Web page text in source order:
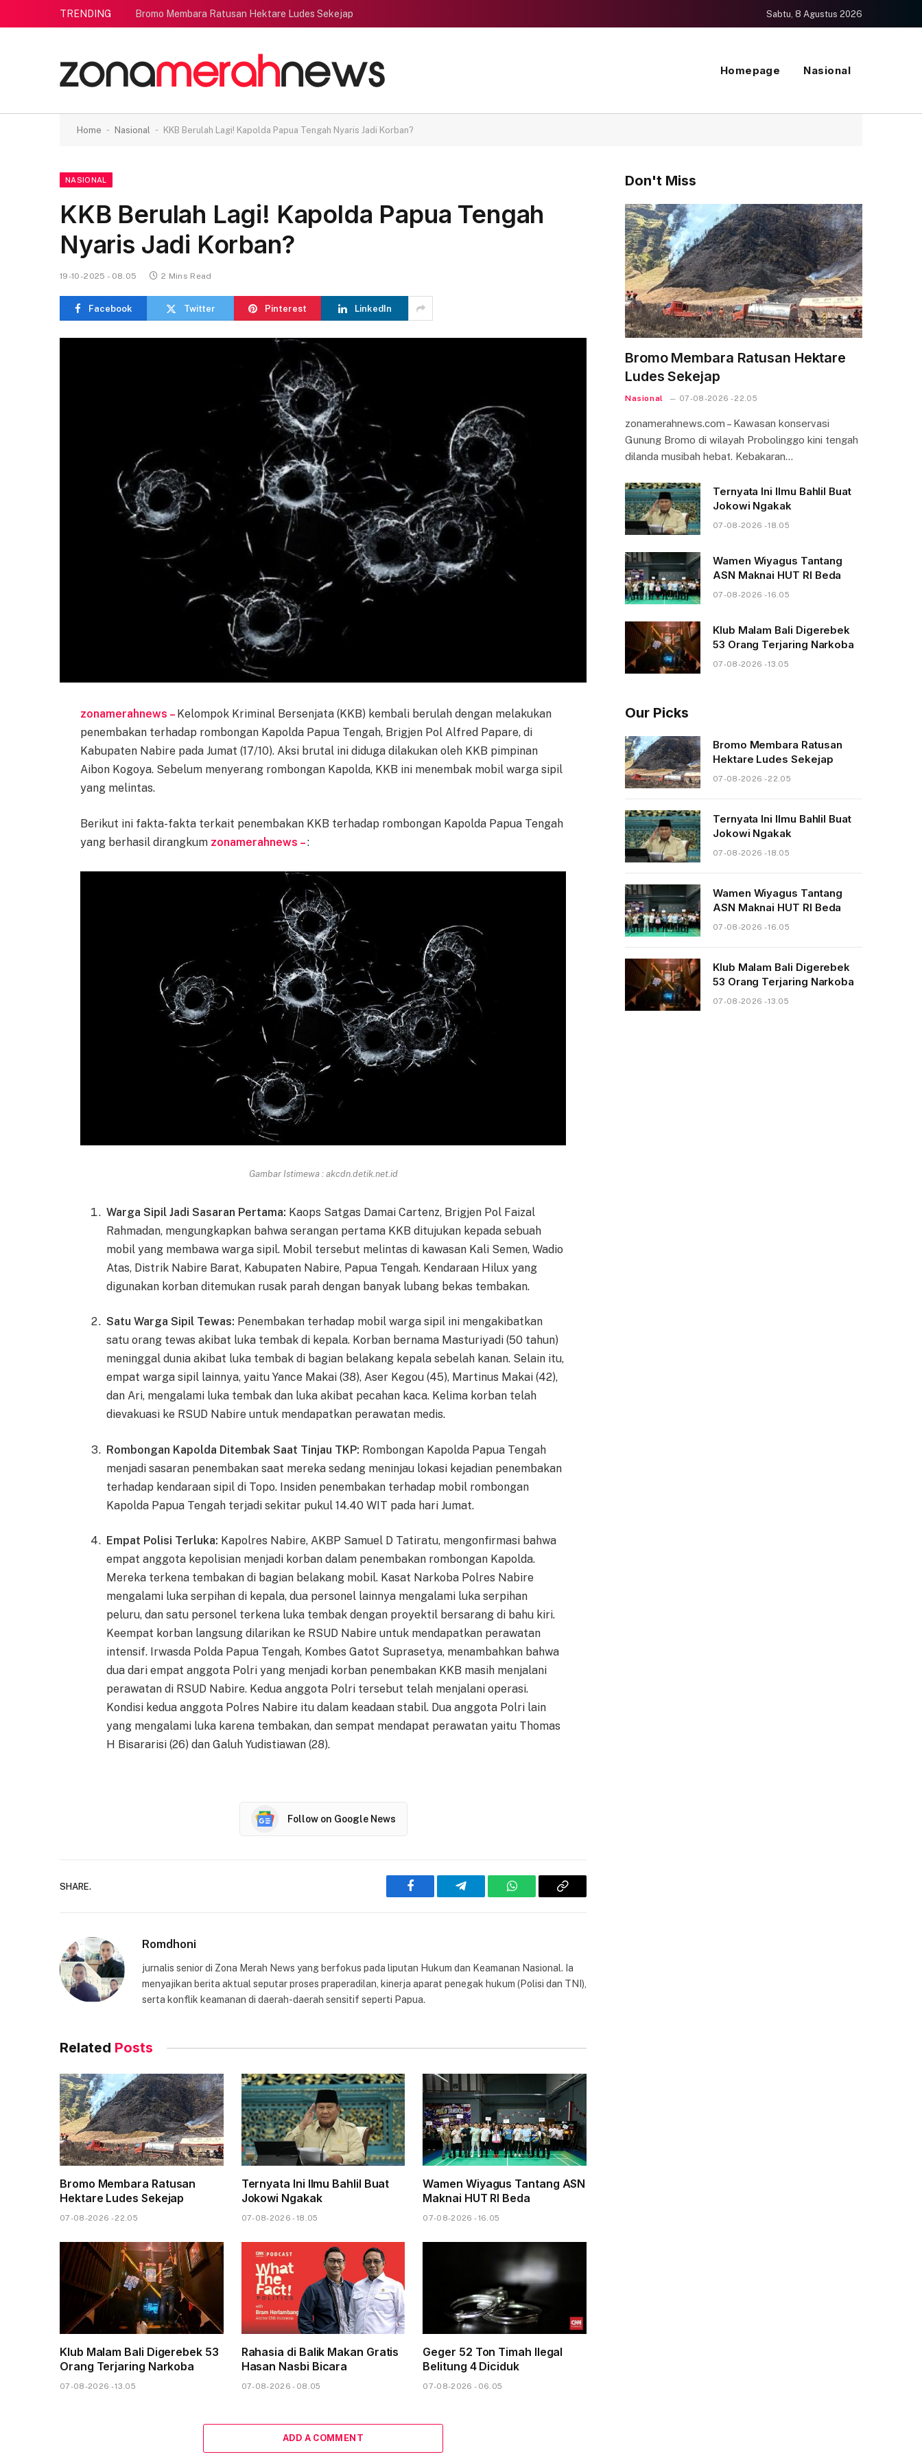
TRENDING Bromo Membara Ratusan Hektare Ludes Sekejap Sabtu, 8 Agustus 2026
Homepage Nasional
Home - Nasional - KKB Berulah Lagi! Kapolda Papua Tengah Nyaris Jadi Korban?
NASIONAL
KKB Berulah Lagi! Kapolda Papua Tengah
Nyaris Jadi Korban?
19-10-2025 - 08.05 2 Mins Read
Facebook Twitter Pinterest LinkedIn
zonamerahnews – Kelompok Kriminal Bersenjata (KKB) kembali berulah dengan melakukan
penembakan terhadap rombongan Kapolda Papua Tengah, Brigjen Pol Alfred Papare, di
Kabupaten Nabire pada Jumat (17/10). Aksi brutal ini diduga dilakukan oleh KKB pimpinan
Aibon Kogoya. Sebelum menyerang rombongan Kapolda, KKB ini menembak mobil warga sipil
yang melintas.
Berikut ini fakta-fakta terkait penembakan KKB terhadap rombongan Kapolda Papua Tengah
yang berhasil dirangkum zonamerahnews –:
Gambar Istimewa : akcdn.detik.net.id
Warga Sipil Jadi Sasaran Pertama: Kaops Satgas Damai Cartenz, Brigjen Pol Faizal
Rahmadan, mengungkapkan bahwa serangan pertama KKB ditujukan kepada sebuah
mobil yang membawa warga sipil. Mobil tersebut melintas di kawasan Kali Semen, Wadio
Atas, Distrik Nabire Barat, Kabupaten Nabire, Papua Tengah. Kendaraan Hilux yang
digunakan korban ditemukan rusak parah dengan banyak lubang bekas tembakan.
Satu Warga Sipil Tewas: Penembakan terhadap mobil warga sipil ini mengakibatkan
satu orang tewas akibat luka tembak di kepala. Korban bernama Masturiyadi (50 tahun)
meninggal dunia akibat luka tembak di bagian belakang kepala sebelah kanan. Selain itu,
empat warga sipil lainnya, yaitu Yance Makai (38), Aser Kegou (45), Martinus Makai (42),
dan Ari, mengalami luka tembak dan luka akibat pecahan kaca. Kelima korban telah
dievakuasi ke RSUD Nabire untuk mendapatkan perawatan medis.
Rombongan Kapolda Ditembak Saat Tinjau TKP: Rombongan Kapolda Papua Tengah
menjadi sasaran penembakan saat mereka sedang meninjau lokasi kejadian penembakan
terhadap kendaraan sipil di Topo. Insiden penembakan terhadap mobil rombongan
Kapolda Papua Tengah terjadi sekitar pukul 14.40 WIT pada hari Jumat.
Empat Polisi Terluka: Kapolres Nabire, AKBP Samuel D Tatiratu, mengonfirmasi bahwa
empat anggota kepolisian menjadi korban dalam penembakan rombongan Kapolda.
Mereka terkena tembakan di bagian belakang mobil. Kasat Narkoba Polres Nabire
mengalami luka serpihan di kepala, dua personel lainnya mengalami luka serpihan
peluru, dan satu personel terkena luka tembak dengan proyektil bersarang di bahu kiri.
Keempat korban langsung dilarikan ke RSUD Nabire untuk mendapatkan perawatan
intensif. Irwasda Polda Papua Tengah, Kombes Gatot Suprasetya, menambahkan bahwa
dua dari empat anggota Polri yang menjadi korban penembakan KKB masih menjalani
perawatan di RSUD Nabire. Kedua anggota Polri tersebut telah menjalani operasi.
Kondisi kedua anggota Polres Nabire itu dalam keadaan stabil. Dua anggota Polri lain
yang mengalami luka karena tembakan, dan sempat mendapat perawatan yaitu Thomas
H Bisararisi (26) dan Galuh Yudistiawan (28).
Follow on Google News
SHARE.
Facebook Telegram WhatsAppCopy
Romdhoni
jurnalis senior di Zona Merah News yang berfokus pada liputan Hukum dan Keamanan Nasional. Ia
menyajikan berita aktual seputar proses praperadilan, kinerja aparat penegak hukum (Polisi dan TNI),
serta konflik keamanan di daerah-daerah sensitif seperti Papua.
Related Posts
Bromo Membara Ratusan
Hektare Ludes Sekejap
07-08-2026 - 22.05
Ternyata Ini Ilmu Bahlil Buat
Jokowi Ngakak
07-08-2026 - 18.05
Wamen Wiyagus Tantang ASN
Maknai HUT RI Beda
07-08-2026 - 16.05
Klub Malam Bali Digerebek 53
Orang Terjaring Narkoba
07-08-2026 - 13.05
Rahasia di Balik Makan Gratis
Hasan Nasbi Bicara
07-08-2026 - 08.05
Geger 52 Ton Timah Ilegal
Belitung 4 Diciduk
07-08-2026 - 06.05
ADD A COMMENT
Don't Miss
Bromo Membara Ratusan Hektare
Ludes Sekejap
Nasional 07-08-2026 - 22.05
zonamerahnews.com – Kawasan konservasi
Gunung Bromo di wilayah Probolinggo kini tengah
dilanda musibah hebat. Kebakaran…
Ternyata Ini Ilmu Bahlil Buat
Jokowi Ngakak
07-08-2026 - 18.05
Wamen Wiyagus Tantang
ASN Maknai HUT RI Beda
07-08-2026 - 16.05
Klub Malam Bali Digerebek
53 Orang Terjaring Narkoba
07-08-2026 - 13.05
Our Picks
Bromo Membara Ratusan
Hektare Ludes Sekejap
07-08-2026 - 22.05
Ternyata Ini Ilmu Bahlil Buat
Jokowi Ngakak
07-08-2026 - 18.05
Wamen Wiyagus Tantang
ASN Maknai HUT RI Beda
07-08-2026 - 16.05
Klub Malam Bali Digerebek
53 Orang Terjaring Narkoba
07-08-2026 - 13.05